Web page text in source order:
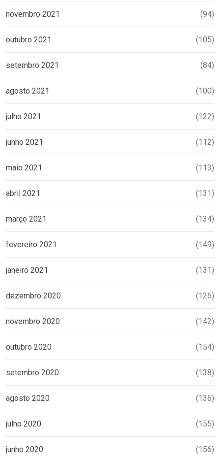
novembro 2021 (94)
outubro 2021 (105)
setembro 2021 (84)
agosto 2021 (100)
julho 2021 (122)
junho 2021 (112)
maio 2021 (113)
abril 2021 (131)
março 2021 (134)
fevereiro 2021 (149)
janeiro 2021 (131)
dezembro 2020 (126)
novembro 2020 (142)
outubro 2020 (154)
setembro 2020 (138)
agosto 2020 (136)
julho 2020 (155)
junho 2020 (156)